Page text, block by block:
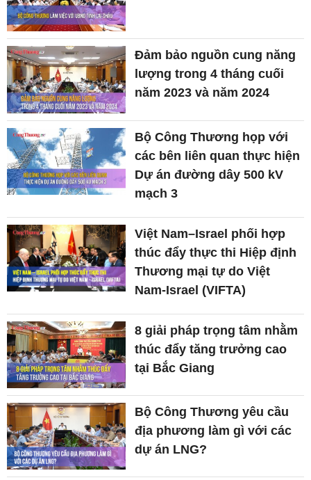
Đảm bảo nguồn cung năng
lượng trong 4 tháng cuối
năm 2023 và năm 2024
Bộ Công Thương họp với
các bên liên quan thực hiện
Dự án đường dây 500 kV
mạch 3
Việt Nam–Israel phối hợp
thúc đẩy thực thi Hiệp định
Thương mại tự do Việt
Nam-Israel (VIFTA)
8 giải pháp trọng tâm nhằm
thúc đẩy tăng trưởng cao
tại Bắc Giang
Bộ Công Thương yêu cầu
địa phương làm gì với các
dự án LNG?